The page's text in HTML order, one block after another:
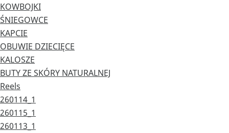
KOWBOJKI
ŚNIEGOWCE
KAPCIE
OBUWIE DZIECIĘCE
KALOSZE
BUTY ZE SKÓRY NATURALNEJ
Reels
260114_1
260115_1
260113_1